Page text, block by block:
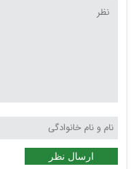
ارسال نظر